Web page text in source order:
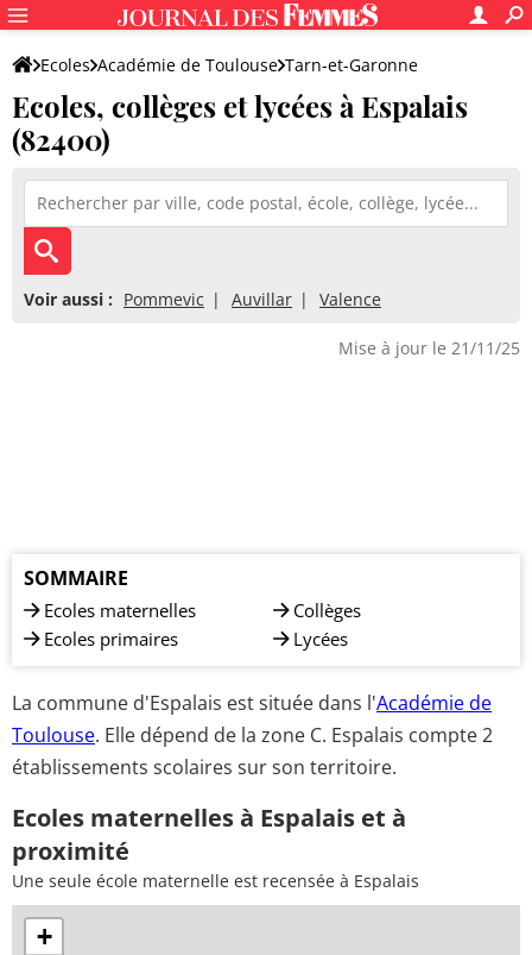
Ecoles Académie de Toulouse Tarn-et-Garonne
Ecoles, collèges et lycées à Espalais
(82400)
Voir aussi : Pommevic Auvillar Valence
Mise à jour le 21/11/25
SOMMAIRE
Ecoles maternelles
Ecoles primaires
Collèges
Lycées
La commune d'Espalais est située dans l'Académie de
Toulouse. Elle dépend de la zone C. Espalais compte 2
établissements scolaires sur son territoire.
Ecoles maternelles à Espalais et à
proximité
Une seule école maternelle est recensée à Espalais
+